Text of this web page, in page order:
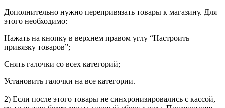
Дополнительно нужно перепривязать товары к магазину. Для
этого необходимо:
Нажать на кнопку в верхнем правом углу “Настроить
привязку товаров”;
Снять галочки со всех категорий;
Установить галочки на все категории.
2) Если после этого товары не синхронизировались с кассой,